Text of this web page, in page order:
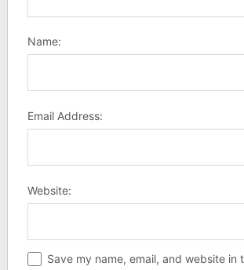
Name:
Email Address:
Website:
Save my name, email, and website in